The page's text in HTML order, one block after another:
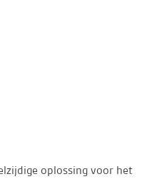
oplossing voor het